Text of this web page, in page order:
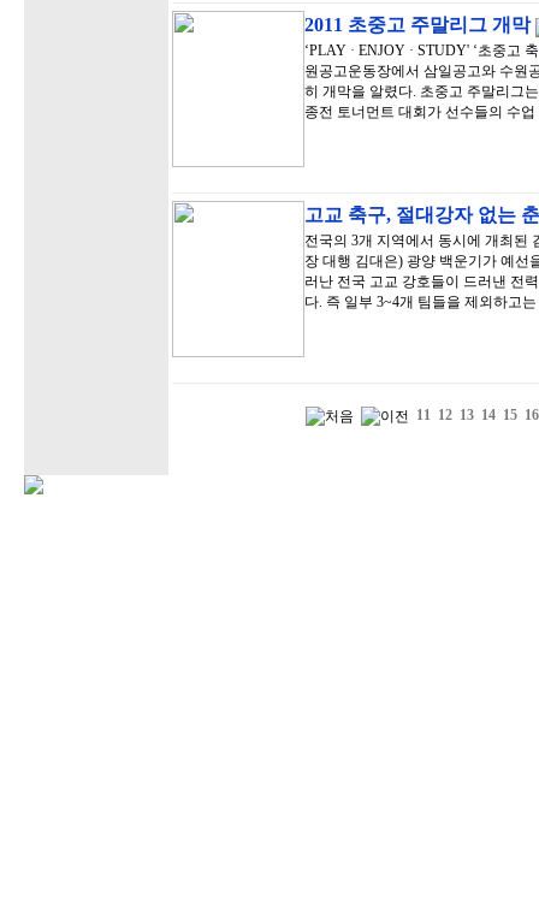
2011 초중고 주말리그 개막
‘PLAY · ENJOY · STUDY' ‘초중고
원공고운동장에서 삼일공고와 수원
히 개막을 알렸다. 초중고 주말리그
종전 토너먼트 대회가 선수들의 수
고교 축구, 절대강자 없는
전국의 3개 지역에서 동시에 개최된
장 대행 김대은) 광양 백운기가 예선
러난 전국 고교 강호들이 드러낸 전
다. 즉 일부 3~4개 팀들을 제외하고
11 12 13 14 15 16